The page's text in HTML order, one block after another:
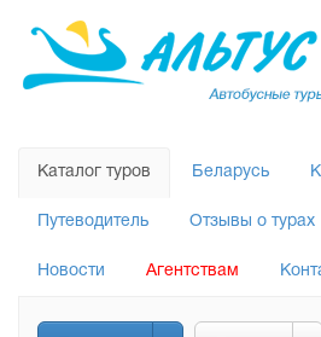
Каталог туров Беларусь
Путеводитель Отзывы о турах
Новости Агентствам